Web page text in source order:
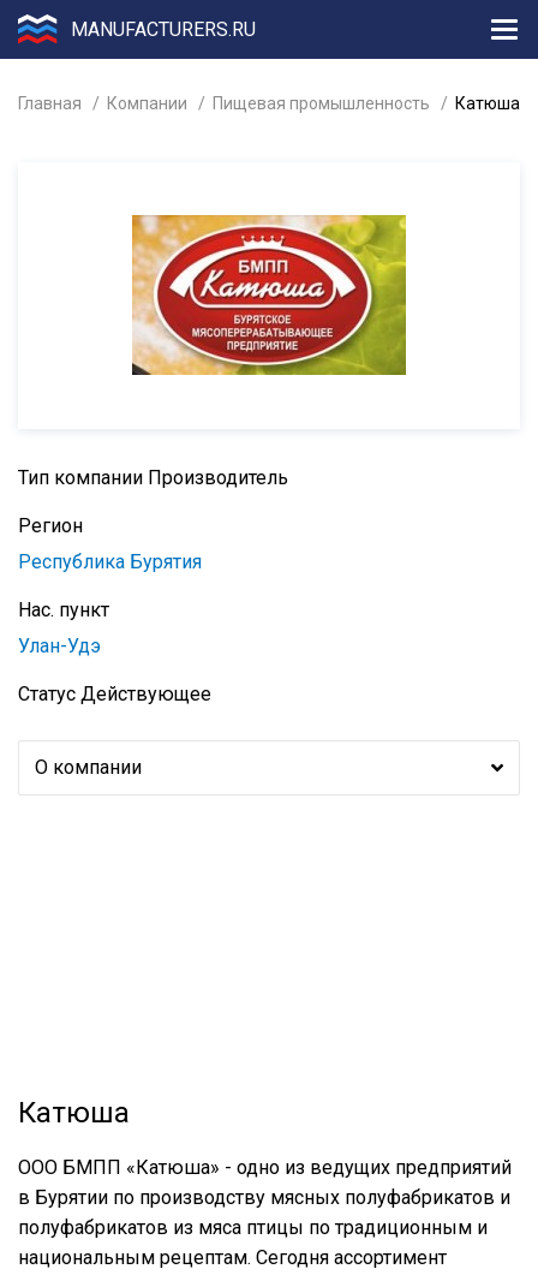
MANUFACTURERS.RU
Главная Компании Пищевая промышленность Катюша
Тип компании Производитель
Регион
Республика Бурятия
Нас. пункт
Улан-Удэ
Статус Действующее
О компании
Катюша
ООО БМПП «Катюша» - одно из ведущих предприятий
в Бурятии по производству мясных полуфабрикатов и
полуфабрикатов из мяса птицы по традиционным и
национальным рецептам. Сегодня ассортимент